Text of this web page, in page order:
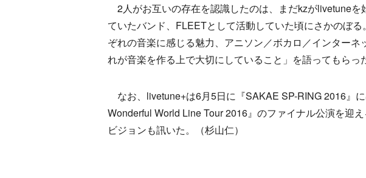
2人がお互いの存在を認識したのは、まだkzがlivetuneを
ていたバンド、FLEETとして活動していた頃にさかのぼ
ぞれの音楽に感じる魅力、アニソン／ボカロ／インター
れが音楽を作る上で大切にしていること」を語ってもらっ
なお、livetune+は6月5日に『SAKAE SP-RING 2016』
Wonderful World Line Tour 2016』のファイナル公演を迎
ビジョンも訊いた。（杉山仁）